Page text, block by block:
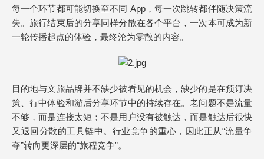
每一个环节都可能切换至不同 App，每一次跳转都伴随决策流
失。旅行结束后的分享同样分散在各个平台，一次本可成为新
一轮传播起点的体验，最终沦为零散的内容。
目的地与文旅品牌并不缺少被看见的机会，缺少的是在预订决
策、行中体验和游后分享环节中的持续存在。老问题不是流量
不够，而是连接太短；不是用户没有被触达，而是触达后很快
又退回分散的工具链中。行业竞争的重心，因此正从“流量争
夺”转向更深层的“旅程竞争”。